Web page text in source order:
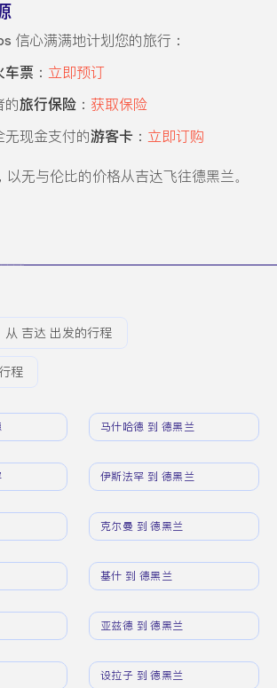
信心满满地计划您的旅行：
车票： 立即预订
的旅行保险： 获取保险
无现金支付的游客卡： 立即订购
以无与伦比的价格从吉达飞往德黑兰。
从 吉达 出发的行程
程
马什哈德 到 德黑兰
伊斯法罕 到 德黑兰
克尔曼 到 德黑兰
基什 到 德黑兰
亚兹德 到 德黑兰
设拉子 到 德黑兰